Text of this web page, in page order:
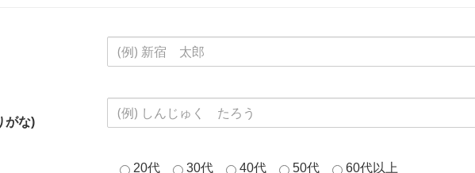
がな)
20代 30代 40代 50代 60代以上